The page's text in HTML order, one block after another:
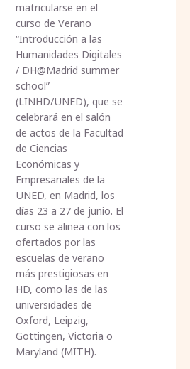
matricularse en el
curso de Verano
“Introducción a las
Humanidades Digitales
/ DH@Madrid summer
school”
(LINHD/UNED), que se
celebrará en el salón
de actos de la Facultad
de Ciencias
Económicas y
Empresariales de la
UNED, en Madrid, los
días 23 a 27 de junio. El
curso se alinea con los
ofertados por las
escuelas de verano
más prestigiosas en
HD, como las de las
universidades de
Oxford, Leipzig,
Göttingen, Victoria o
Maryland (MITH).